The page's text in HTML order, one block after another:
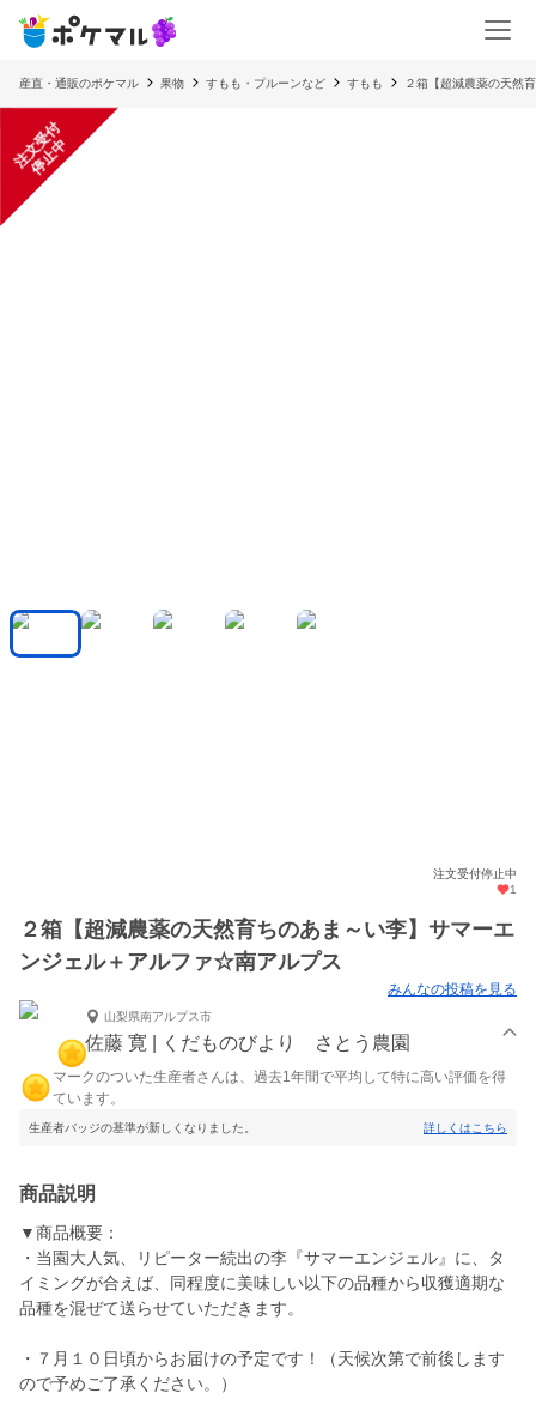
産直・通販のポケマル 果物 すもも・プルーンなど すもも ２箱【超減農薬の天然
注
文
受
付
停
止
中
注文受付停止中
1
２箱【超減農薬の天然育ちのあま～い李】サマーエ
ンジェル＋アルファ☆南アルプス
みんなの投稿を見る
山梨県南アルプス市
佐藤 寛 | くだものびより さとう農園
マークのついた生産者さんは、過去1年間で平均して特に高い評価を得
ています。
生産者バッジの基準が新しくなりました。 詳しくはこちら
商品説明
▼商品概要：
・当園大人気、リピーター続出の李『サマーエンジェル』に、タ
イミングが合えば、同程度に美味しい以下の品種から収獲適期な
品種を混ぜて送らせていただきます。
・７月１０日頃からお届けの予定です！（天候次第で前後します
ので予めご了承ください。）